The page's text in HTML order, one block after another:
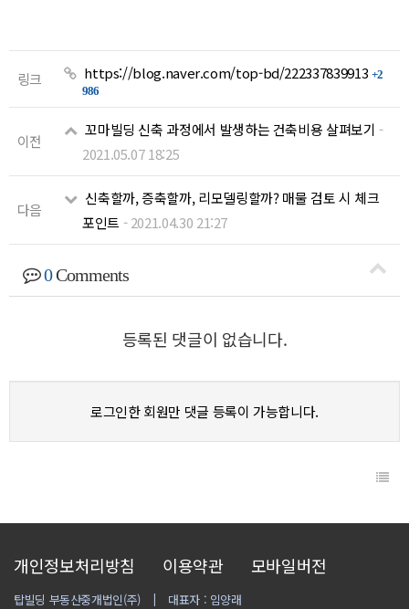
링크 https://blog.naver.com/top-bd/222337839913 +2
986
이전
꼬마빌딩 신축 과정에서 발생하는 건축비용 살펴보기 -
2021.05.07 18:25
다음
신축할까, 증축할까, 리모델링할까? 매물 검토 시 체크
포인트 -2021.04.30 21:27
0Comments
등록된 댓글이 없습니다.
로그인한 회원만 댓글 등록이 가능합니다.
개인정보처리방침 이용약관 모바일버전
탑빌딩 부동산중개법인(주) 대표자 : 임양래